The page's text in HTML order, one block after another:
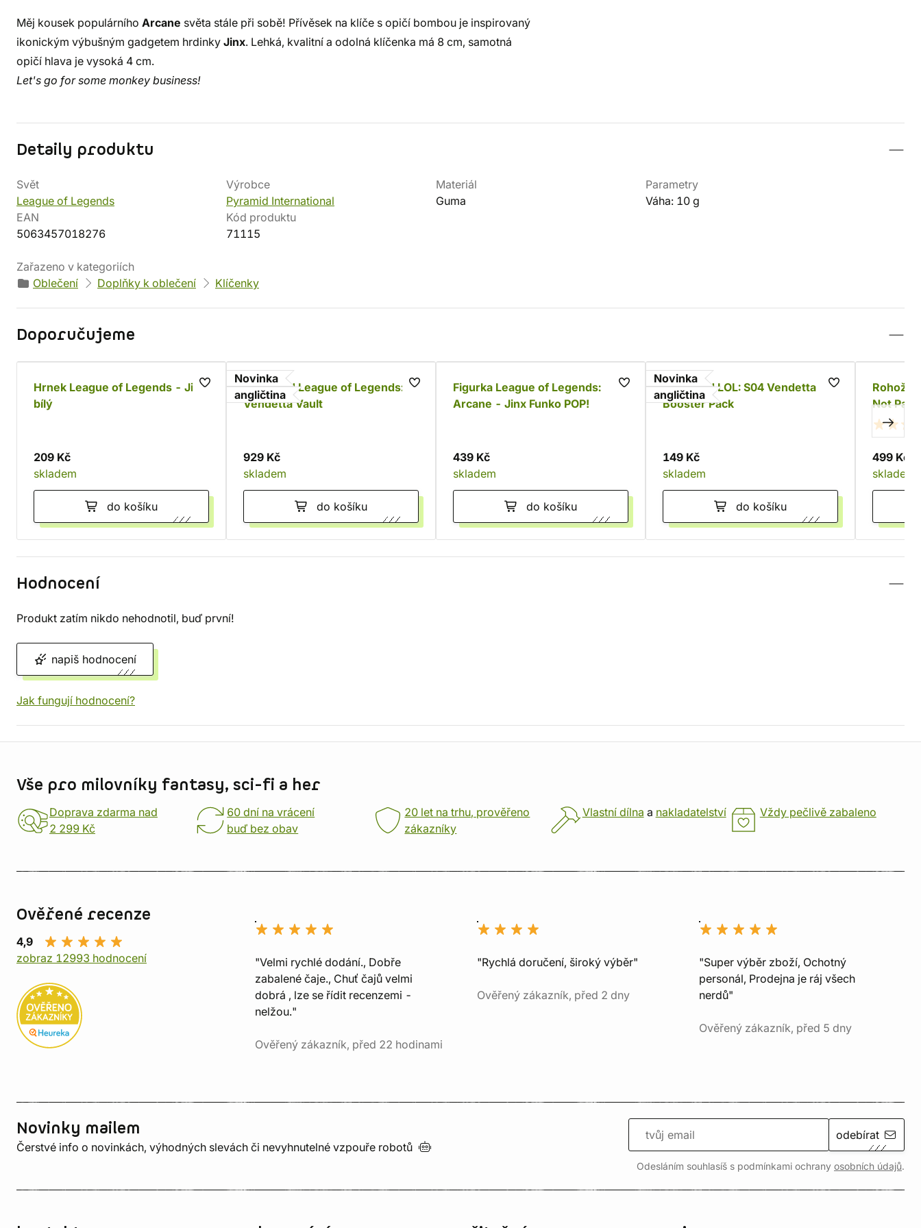
Měj kousek populárního Arcane světa stále při sobě! Přívěsek na klíče s opičí bombou je inspirovaný
ikonickým výbušným gadgetem hrdinky Jinx. Lehká, kvalitní a odolná klíčenka má 8 cm, samotná
opičí hlava je vysoká 4 cm.
Let's go for some monkey business!
Detaily produktu
Svět
League of Legends
Výrobce
Pyramid International
Materiál
Guma
Parametry
Váha: 10 g
EAN
5063457018276
Kód produktu
71115
Zařazeno v kategoriích
Oblečení
Doplňky k oblečení Klíčenky
Doporučujeme
Hrnek League of Legends - Jinx,
bílý
209 Kč
skladem
do košíku
Novinka
angličtina
Riftbound League of Legends:
Vendetta Vault
929 Kč
skladem
do košíku
Figurka League of Legends:
Arcane - Jinx Funko POP!
439 Kč
skladem
do košíku
Novinka
angličtina
Riftbound LOL: S04 Vendetta
Booster Pack
149 Kč
skladem
do košíku
Not Pass
499 Kč
skladem
Hodnocení
Produkt zatím nikdo nehodnotil, buď první!
napiš hodnocení
Jak fungují hodnocení?
Vše pro milovníky fantasy, sci-fi a her
Doprava zdarma nad
2 299 Kč
60 dní na vrácení
buď bez obav
20 let na trhu, prověřeno
zákazníky
Vlastní dílna a nakladatelství Vždy pečlivě zabaleno
Ověřené recenze
4,9
zobraz 12993 hodnocení
"Velmi rychlé dodání., Dobře
zabalené čaje., Chuť čajů velmi
dobrá , lze se řídit recenzemi -
nelžou."
Ověřený zákazník, před 22 hodinami
"Rychlá doručení, široký výběr"
Ověřený zákazník, před 2 dny
"Super výběr zboží, Ochotný
personál, Prodejna je ráj všech
nerdů"
Ověřený zákazník, před 5 dny
Novinky mailem
Čerstvé info o novinkách, výhodných slevách či nevyhnutelné vzpouře robotů
odebírat
Odesláním souhlasíš s podmínkami ochrany osobních údajů.